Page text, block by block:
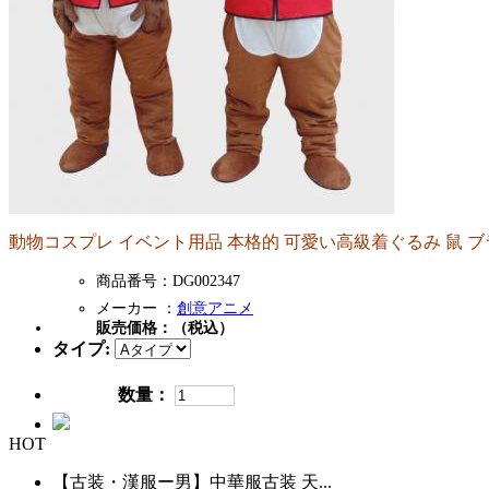
動物コスプレ イベント用品 本格的 可愛い高級着ぐるみ 鼠
商品番号：DG002347
メーカー ： 創意アニメ
販売価格：
（税込）
タイプ:
数量：
HOT
【古装・漢服ー男】中華服古装 天...